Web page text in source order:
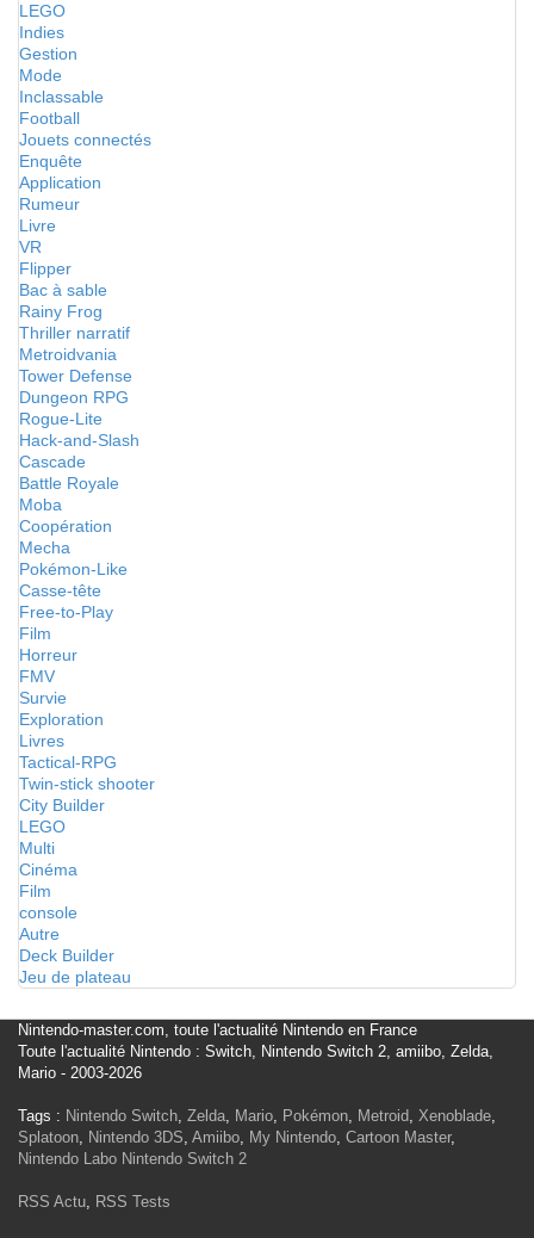
LEGO
Indies
Gestion
Mode
Inclassable
Football
Jouets connectés
Enquête
Application
Rumeur
Livre
VR
Flipper
Bac à sable
Rainy Frog
Thriller narratif
Metroidvania
Tower Defense
Dungeon RPG
Rogue-Lite
Hack-and-Slash
Cascade
Battle Royale
Moba
Coopération
Mecha
Pokémon-Like
Casse-tête
Free-to-Play
Film
Horreur
FMV
Survie
Exploration
Livres
Tactical-RPG
Twin-stick shooter
City Builder
LEGO
Multi
Cinéma
Film
console
Autre
Deck Builder
Jeu de plateau
Nintendo-master.com, toute l'actualité Nintendo en France
Toute l'actualité Nintendo : Switch, Nintendo Switch 2, amiibo, Zelda,
Mario - 2003-2026
Tags : Nintendo Switch, Zelda, Mario, Pokémon, Metroid, Xenoblade,
Splatoon, Nintendo 3DS, Amiibo, My Nintendo, Cartoon Master,
Nintendo Labo Nintendo Switch 2
RSS Actu, RSS Tests